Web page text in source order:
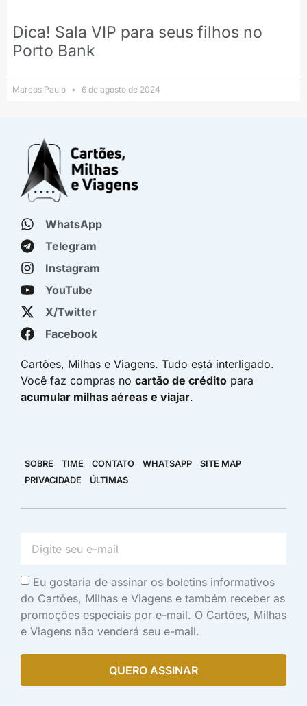
Dica! Sala VIP para seus filhos no
Porto Bank
Marcos Paulo 6 de agosto de 2024
WhatsApp
Telegram
Instagram
YouTube
X/Twitter
Facebook
Cartões, Milhas e Viagens. Tudo está interligado.
Você faz compras no cartão de crédito para
acumular milhas aéreas e viajar.
SOBRE TIME CONTATO WHATSAPP
SITE MAP
PRIVACIDADE
ÚLTIMAS
Eu gostaria de assinar os boletins informativos
do Cartões, Milhas e Viagens e também receber as
promoções especiais por e-mail. O Cartões, Milhas
e Viagens não venderá seu e-mail.
QUERO ASSINAR